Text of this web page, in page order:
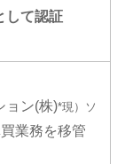
して認証
ョン(株)*現）ソ
業務を移管